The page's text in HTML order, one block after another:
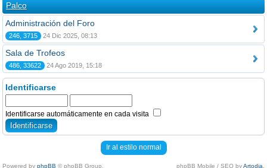
Palco
Administración del Foro
246, 3715 24 Dic 2025, 08:13
Sala de Trofeos
486, 33622 24 Ago 2019, 15:18
Identificarse
Identificarse automáticamente en cada visita
Ir al estilo normal
Powered by phpBB © phpBB Group. phpBB Mobile / SEO byArtodia